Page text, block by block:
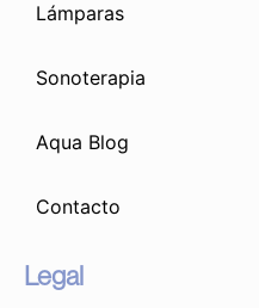
Lámparas
Sonoterapia
Aqua Blog
Contacto
Legal